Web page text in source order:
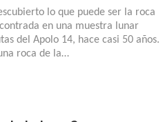
lo que puede ser la roca
en una muestra lunar
del Apolo 14, hace casi 50 años.
roca de la…